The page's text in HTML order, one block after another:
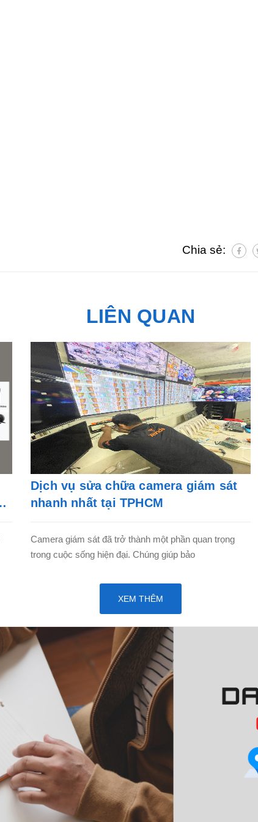
Chia sẻ:
LIÊN QUAN
Dịch vụ sửa chữa camera giám sát
nhanh nhất tại TPHCM
Camera giám sát đã trở thành một phần quan trọng
trong cuộc sống hiện đại. Chúng giúp bảo
XEM THÊM